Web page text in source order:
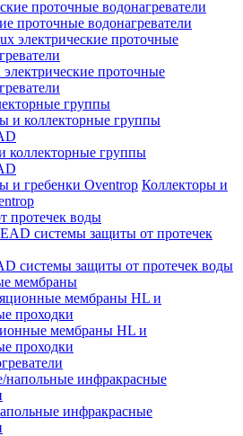
проточные водонагреватели
электрические проточные
проточные
группы
коллекторные группы
Коллекторы и
протечек воды
системы защиты от протечек воды
мембраны
мембраны HL и
проходки
инфракрасные